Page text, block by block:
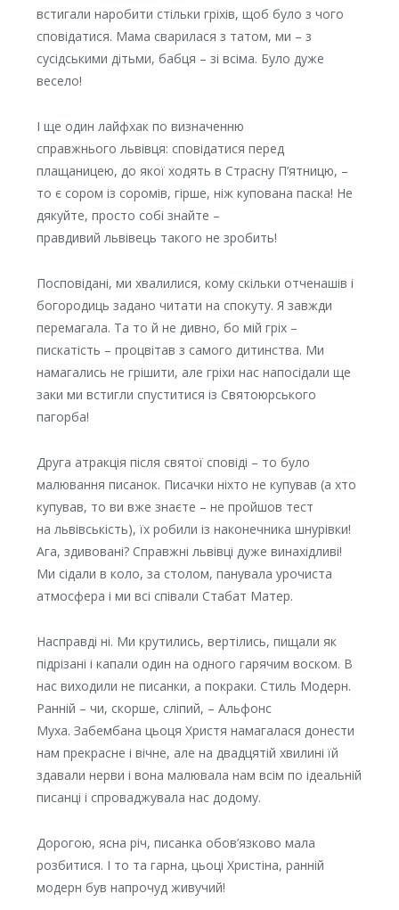
встигали наробити стільки гріхів, щоб було з чого
сповідатися. Мама сварилася з татом, ми – з
сусідськими дітьми, бабця – зі всіма. Було дуже
весело!
І ще один лайфхак по визначенню
справжнього львівця: сповідатися перед
плащаницею, до якої ходять в Страсну П’ятницю, –
то є сором із соромів, гірше, ніж купована паска! Не
дякуйте, просто собі знайте –
правдивий львівець такого не зробить!
Посповідані, ми хвалилися, кому скільки отченашів і
богородиць задано читати на спокуту. Я завжди
перемагала. Та то й не дивно, бо мій гріх –
пискатість – процвітав з самого дитинства. Ми
намагались не грішити, але гріхи нас напосідали ще
заки ми встигли спуститися із Святоюрського
пагорба!
Друга атракція після святої сповіді – то було
малювання писанок. Писачки ніхто не купував (а хто
купував, то ви вже знаєте – не пройшов тест
на львівськість), їх робили із наконечника шнурівки!
Ага, здивовані? Справжні львівці дуже винахідливі!
Ми сідали в коло, за столом, панувала урочиста
атмосфера і ми всі співали Стабат Матер.
Насправді ні. Ми крутились, вертілись, пищали як
підрізані і капали один на одного гарячим воском. В
нас виходили не писанки, а покраки. Стиль Модерн.
Ранній – чи, скорше, сліпий, – Альфонс
Муха. Забембана цьоця Христя намагалася донести
нам прекрасне і вічне, але на двадцятій хвилині їй
здавали нерви і вона малювала нам всім по ідеальній
писанці і спроваджувала нас додому.
Дорогою, ясна річ, писанка обов’язково мала
розбитися. І то та гарна, цьоці Христіна, ранній
модерн був напрочуд живучий!